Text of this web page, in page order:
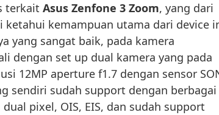
terkait Asus Zenfone 3 Zoom, yang dari
ketahui kemampuan utama dari device
yang sangat baik, pada kamera
dengan set up dual kamera yang pada
12MP aperture f1.7 dengan sensor
sendiri sudah support dengan berbagai
pixel, OIS, EIS, dan sudah support